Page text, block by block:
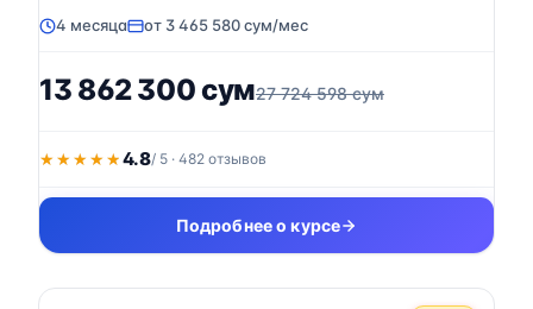
4 месяца от 3 465 580 сум/мес
13 862 300 сум27 724 598 сум
★★★★★
★★★★★4.8/ 5 · 482 отзывов
Подробнее о курсе